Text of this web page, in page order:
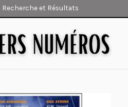
Recherche et Résultats